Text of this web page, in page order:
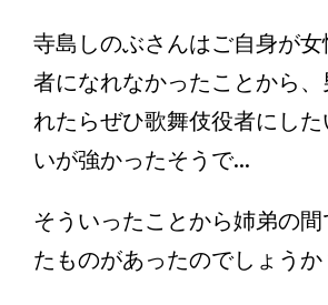
寺島しのぶさんはご自身が
者になれなかったことから、
れたらぜひ歌舞伎役者にし
いが強かったそうで...
そういったことから姉弟の
たものがあったのでしょうか